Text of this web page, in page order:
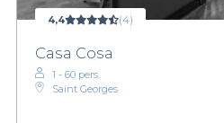
4,4 (4)
Casa Cosa
1 - 60 pers.
Saint Georges